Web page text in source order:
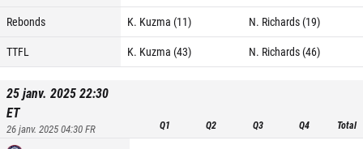
Rebonds
K. Kuzma (11)
N. Richards (19)
TTFL
K. Kuzma (43) N. Richards (46)
25 janv. 2025 22:30
ET
26 janv. 2025 04:30FR Q1 Q2 Q3 Q4 Total